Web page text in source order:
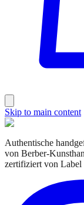
Skip to main content
Authentische
von Berber-
zertifiziert von Label